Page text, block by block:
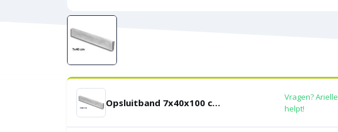
Opsluitband 7x40x100 cm Grijs
Vragen? Arielle
helpt!